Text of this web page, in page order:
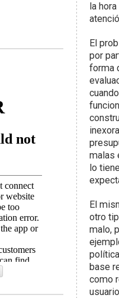
la
El
por
forma
malas
lo
El
otro
malo,
base
como